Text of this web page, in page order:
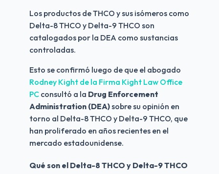
Los productos de THCO y sus isómeros como
Delta-8 THCO y Delta-9 THCO son
catalogados por la DEA como sustancias
controladas.
Esto se confirmó luego de que el abogado
Rodney Kight de la Firma Kight Law Office
PC consultó a la Drug Enforcement
Administration (DEA) sobre su opinión en
torno al Delta-8 THCO y Delta-9 THCO, que
han proliferado en años recientes en el
mercado estadounidense.
Qué son el Delta-8 THCO y Delta-9 THCO